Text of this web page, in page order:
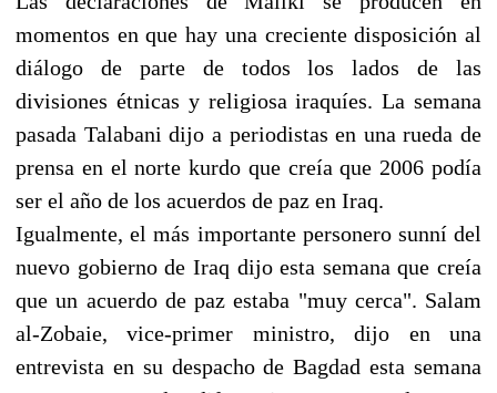
momentos en que hay una creciente disposición al
diálogo de parte de todos los lados de las
divisiones étnicas y religiosa iraquíes. La semana
pasada Talabani dijo a periodistas en una rueda de
prensa en el norte kurdo que creía que 2006 podía
ser el año de los acuerdos de paz en Iraq.
Igualmente, el más importante personero sunní del
nuevo gobierno de Iraq dijo esta semana que creía
que un acuerdo de paz estaba "muy cerca". Salam
al-Zobaie, vice-primer ministro, dijo en una
entrevista en su despacho de Bagdad esta semana